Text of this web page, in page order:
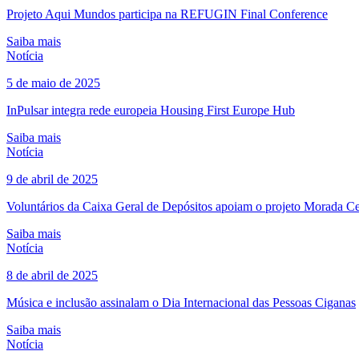
Projeto Aqui Mundos participa na REFUGIN Final Conference
Saiba mais
Notícia
5 de maio de 2025
InPulsar integra rede europeia Housing First Europe Hub
Saiba mais
Notícia
9 de abril de 2025
Voluntários da Caixa Geral de Depósitos apoiam o projeto Morada
Saiba mais
Notícia
8 de abril de 2025
Música e inclusão assinalam o Dia Internacional das Pessoas Ciganas
Saiba mais
Notícia